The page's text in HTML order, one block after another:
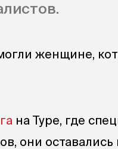
женщине,
на Туре, где
они